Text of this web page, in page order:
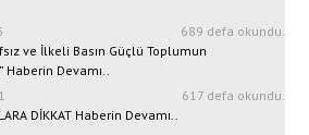
689 defa okundu.
ve İlkeli Basın Güçlü Toplumun
Haberin Devamı..
617 defa okundu.
DİKKAT Haberin Devamı..